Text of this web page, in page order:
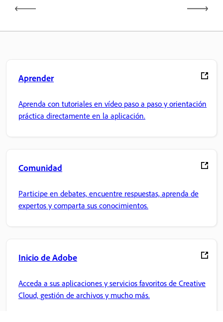
Aprender
Aprenda con tutoriales en vídeo paso a paso y orientación
práctica directamente en la aplicación.
Comunidad
Participe en debates, encuentre respuestas, aprenda de
expertos y comparta sus conocimientos.
Inicio de Adobe
Acceda a sus aplicaciones y servicios favoritos de Creative
Cloud, gestión de archivos y mucho más.